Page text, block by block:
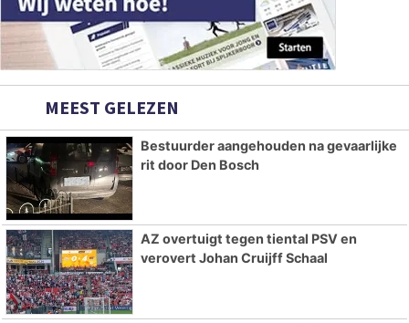
MEEST GELEZEN
Bestuurder aangehouden na gevaarlijke
rit door Den Bosch
AZ overtuigt tegen tiental PSV en
verovert Johan Cruijff Schaal